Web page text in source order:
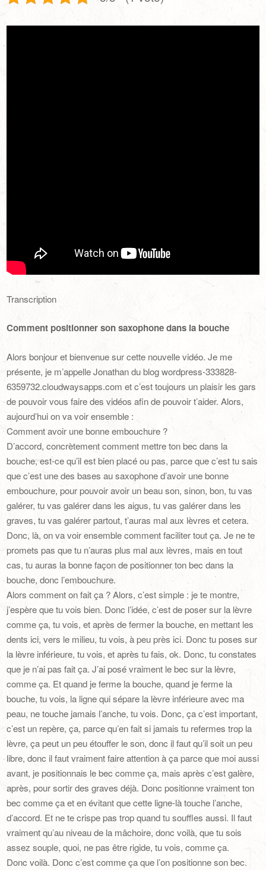
Transcription
Comment positionner son saxophone dans la bouche
Alors bonjour et bienvenue sur cette nouvelle vidéo. Je me
présente, je m’appelle Jonathan du blog wordpress-333828-
6359732.cloudwaysapps.com et c’est toujours un plaisir les gars
de pouvoir vous faire des vidéos afin de pouvoir t’aider. Alors,
aujourd’hui on va voir ensemble :
Comment avoir une bonne embouchure ?
D’accord, concrètement comment mettre ton bec dans la
bouche, est-ce qu’il est bien placé ou pas, parce que c’est tu sais
que c’est une des bases au saxophone d’avoir une bonne
embouchure, pour pouvoir avoir un beau son, sinon, bon, tu vas
galérer, tu vas galérer dans les aigus, tu vas galérer dans les
graves, tu vas galérer partout, t’auras mal aux lèvres et cetera.
Donc, là, on va voir ensemble comment faciliter tout ça. Je ne te
promets pas que tu n’auras plus mal aux lèvres, mais en tout
cas, tu auras la bonne façon de positionner ton bec dans la
bouche, donc l’embouchure.
Alors comment on fait ça ? Alors, c’est simple : je te montre,
j’espère que tu vois bien. Donc l’idée, c’est de poser sur la lèvre
comme ça, tu vois, et après de fermer la bouche, en mettant les
dents ici, vers le milieu, tu vois, à peu près ici. Donc tu poses sur
la lèvre inférieure, tu vois, et après tu fais, ok. Donc, tu constates
que je n’ai pas fait ça. J’ai posé vraiment le bec sur la lèvre,
comme ça. Et quand je ferme la bouche, quand je ferme la
bouche, tu vois, la ligne qui sépare la lèvre inférieure avec ma
peau, ne touche jamais l’anche, tu vois. Donc, ça c’est important,
c’est un repère, ça, parce qu’en fait si jamais tu refermes trop la
lèvre, ça peut un peu étouffer le son, donc il faut qu’il soit un peu
libre, donc il faut vraiment faire attention à ça parce que moi aussi
avant, je positionnais le bec comme ça, mais après c’est galère,
après, pour sortir des graves déjà. Donc positionne vraiment ton
bec comme ça et en évitant que cette ligne-là touche l’anche,
d’accord. Et ne te crispe pas trop quand tu souffles aussi. Il faut
vraiment qu’au niveau de la mâchoire, donc voilà, que tu sois
assez souple, quoi, ne pas être rigide, tu vois, comme ça.
Donc voilà. Donc c’est comme ça que l’on positionne son bec.